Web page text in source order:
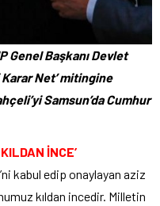
Genel Başkanı Devlet
Karar Net’ mitingine
Samsun’da Cumhur
İNCE’
kabul edip onaylayan aziz
kıldan incedir. Milletin